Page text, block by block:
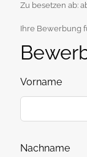
Zu besetzen ab:
Ihre Bewerbung
Vorname
Nachname